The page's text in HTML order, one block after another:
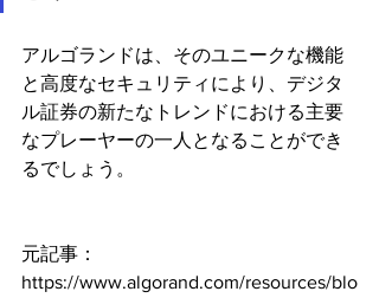
アルゴランドは、そのユニークな機能
と高度なセキュリティにより、デジタ
ル証券の新たなトレンドにおける主要
なプレーヤーの一人となることができ
るでしょう。
元記事：
https://www.algorand.com/resources/blo